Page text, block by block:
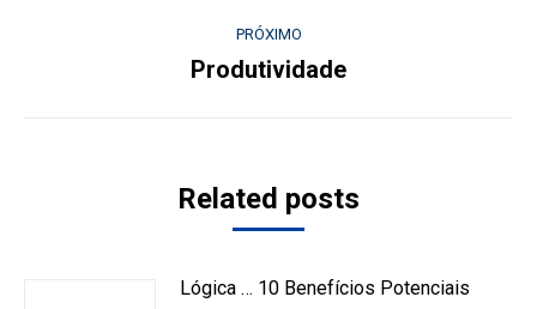
PRÓXIMO
Próximo
Produtividade
Related posts
Lógica … 10 Benefícios Potenciais